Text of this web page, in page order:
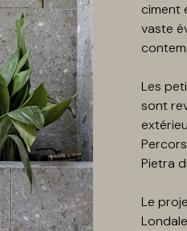
ciment
vaste
Les
sont
Pietra
Le